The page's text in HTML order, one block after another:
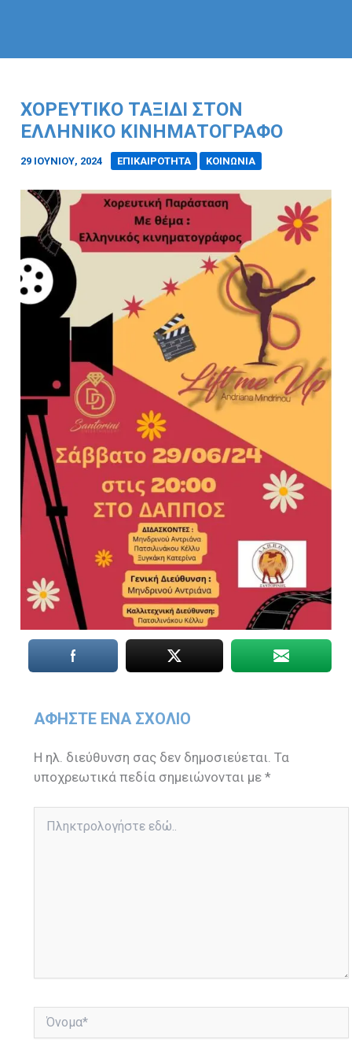
ΧΟΡΕΥΤΙΚΌ ΤΑΞΊΔΙ ΣΤΟΝ
ΕΛΛΗΝΙΚΌ ΚΙΝΗΜΑΤΟΓΡΆΦΟ
29 ΙΟΥΝΊΟΥ, 2024 ΕΠΙΚΑΙΡΟΤΗΤΑ ΚΟΙΝΩΝΙΑ
ΑΦΉΣΤΕ ΈΝΑ ΣΧΌΛΙΟ
Η ηλ. διεύθυνση σας δεν δημοσιεύεται. Τα
υποχρεωτικά πεδία σημειώνονται με*
εδώ..
Όνομα*